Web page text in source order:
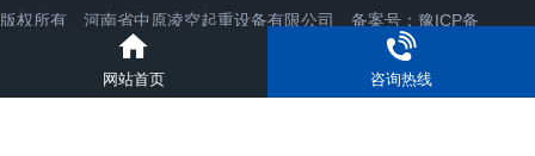
版权所有 河南省中原凌空起重设备有限公司 备案号：豫ICP备
网站首页 咨询热线